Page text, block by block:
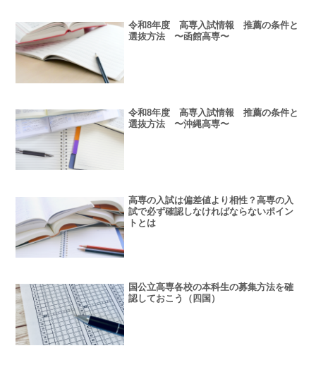
令和8年度 高専入試情報 推薦の条件と
選抜方法 〜函館高専〜
令和8年度 高専入試情報 推薦の条件と
選抜方法 〜沖縄高専〜
高専の入試は偏差値より相性？高専の入
試で必ず確認しなければならないポイン
トとは
国公立高専各校の本科生の募集方法を確
認しておこう（四国）